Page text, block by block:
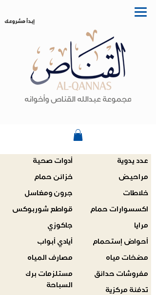
إبدأ مشروعك
أدوات صحية
خزائن حمام
جرون ومغاسل
قواطع شوربوكس
جاكوزي
أيادي أبواب
مصارف المياه
مستلزمات برك
السباحة
عدد يدوية
مراحيض
خلاطات
اكسسوارات حمام
مرايا
أحواض إستحمام
مضخات مياه
مفروشات حدائق
تدفئة مركزية